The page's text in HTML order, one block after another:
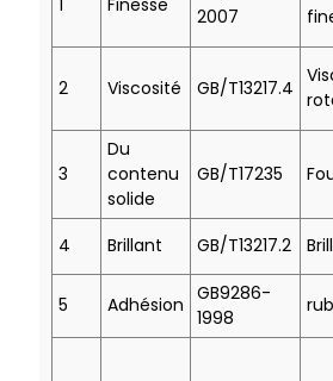
2007
2 Viscosité GB/T13217.4
3
Du
contenu
solide
GB/T17235
4 Brillant GB/T13217.2
5 Adhésion GB9286-
1998